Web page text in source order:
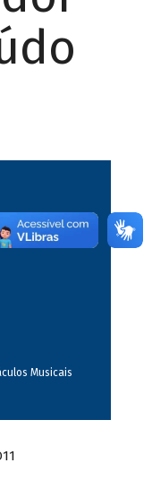
Musicais